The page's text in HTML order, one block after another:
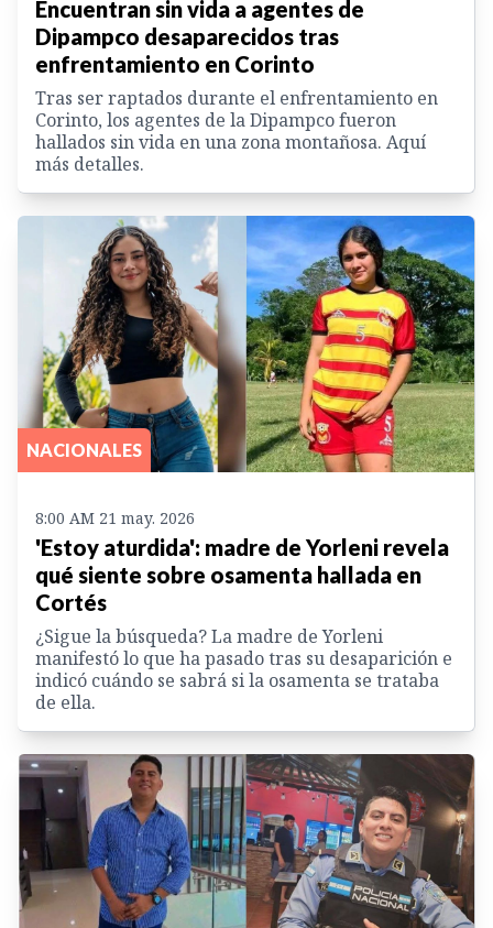
Encuentran sin vida a agentes de
Dipampco desaparecidos tras
enfrentamiento en Corinto
Tras ser raptados durante el enfrentamiento en
Corinto, los agentes de la Dipampco fueron
hallados sin vida en una zona montañosa. Aquí
más detalles.
NACIONALES
8:00 AM 21 may. 2026
'Estoy aturdida': madre de Yorleni revela
qué siente sobre osamenta hallada en
Cortés
¿Sigue la búsqueda? La madre de Yorleni
manifestó lo que ha pasado tras su desaparición e
indicó cuándo se sabrá si la osamenta se trataba
de ella.